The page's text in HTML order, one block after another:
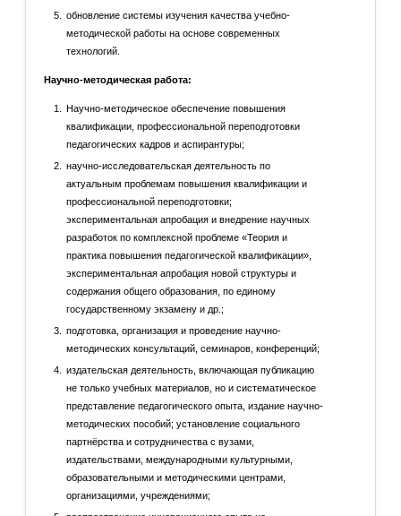
обновление системы изучения качества учебно-
методической работы на основе современных
технологий.
Научно-методическая работа:
Научно-методическое обеспечение повышения
квалификации, профессиональной переподготовки
педагогических кадров и аспирантуры;
научно-исследовательская деятельность по
актуальным проблемам повышения квалификации и
профессиональной переподготовки;
экспериментальная апробация и внедрение научных
разработок по комплексной проблеме «Теория и
практика повышения педагогической квалификации»,
экспериментальная апробация новой структуры и
содержания общего образования, по единому
государственному экзамену и др.;
подготовка, организация и проведение научно-
методических консультаций, семинаров, конференций;
издательская деятельность, включающая публикацию
не только учебных материалов, но и систематическое
представление педагогического опыта, издание научно-
методических пособий; установление социального
партнёрства и сотрудничества с вузами,
издательствами, международными культурными,
образовательными и методическими центрами,
организациями, учреждениями;